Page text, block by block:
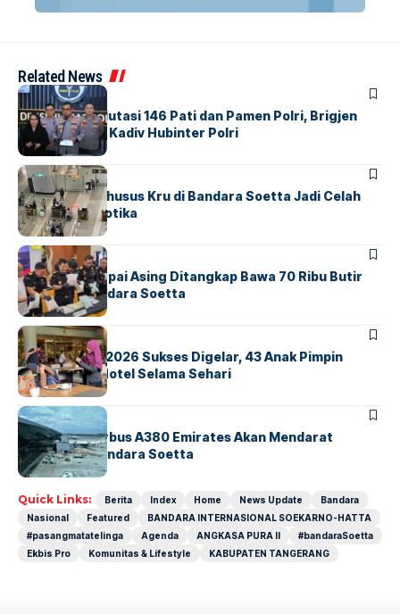
Related News
BERITA
Mabes Polri Mutasi 146 Pati dan Pamen Polri, Brigjen
Untung Jabat Kadiv Hubinter Polri
BANDARABERITA
Ketika Jalur Khusus Kru di Bandara Soetta Jadi Celah
Sindikat Narkotika
BANDARA BERITA
Kopilot Maskapai Asing Ditangkap Bawa 70 Ribu Butir
Ekstasi di Bandara Soetta
BERITAINDEX
GM For A Day 2026 Sukses Digelar, 43 Anak Pimpin
Operasional Hotel Selama Sehari
BANDARA BERITA
8 Agustus, Airbus A380 Emirates Akan Mendarat
Perdana di Bandara Soetta
Quick Links: Berita Index Home News Update
Bandara
Nasional
Featured
BANDARA INTERNASIONAL SOEKARNO-HATTA
#pasangmatatelinga
Agenda ANGKASA PURA II
#bandaraSoetta
Ekbis Pro
Komunitas & Lifestyle KABUPATEN TANGERANG